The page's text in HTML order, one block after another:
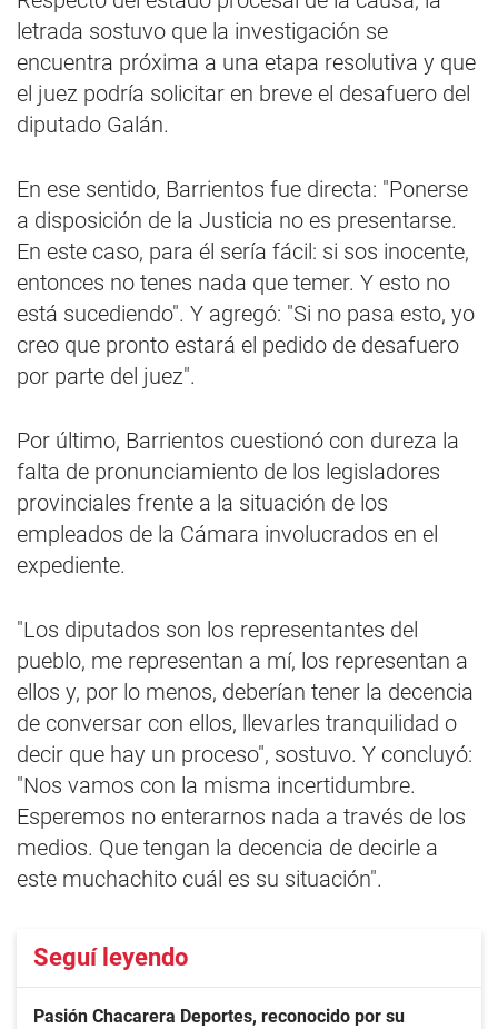
letrada sostuvo que la investigación se
encuentra próxima a una etapa resolutiva y que
el juez podría solicitar en breve el desafuero del
diputado Galán.
En ese sentido, Barrientos fue directa: "Ponerse
a disposición de la Justicia no es presentarse.
En este caso, para él sería fácil: si sos inocente,
entonces no tenes nada que temer. Y esto no
está sucediendo". Y agregó: "Si no pasa esto, yo
creo que pronto estará el pedido de desafuero
por parte del juez".
Por último, Barrientos cuestionó con dureza la
falta de pronunciamiento de los legisladores
provinciales frente a la situación de los
empleados de la Cámara involucrados en el
expediente.
"Los diputados son los representantes del
pueblo, me representan a mí, los representan a
ellos y, por lo menos, deberían tener la decencia
de conversar con ellos, llevarles tranquilidad o
decir que hay un proceso", sostuvo. Y concluyó:
"Nos vamos con la misma incertidumbre.
Esperemos no enterarnos nada a través de los
medios. Que tengan la decencia de decirle a
este muchachito cuál es su situación".
Seguí leyendo
Pasión Chacarera Deportes, reconocido por su